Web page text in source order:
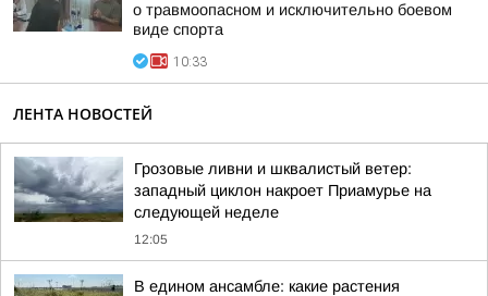
о травмоопасном и исключительно боевом
виде спорта
10:33
ЛЕНТА НОВОСТЕЙ
Грозовые ливни и шквалистый ветер:
западный циклон накроет Приамурье на
следующей неделе
12:05
В едином ансамбле: какие растения